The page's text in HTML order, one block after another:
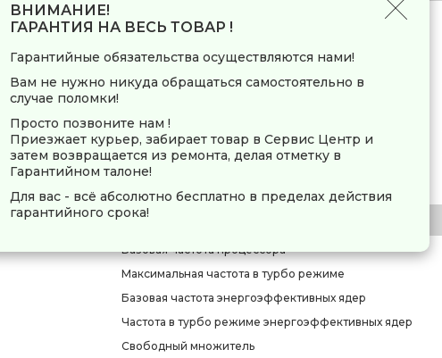
Количество энергоэффективных ядер
Максимальное число потоков
Объем кэша L3
Техпроцесс
Частота и возможность разгона
Базовая частота процессора
Максимальная частота в турбо режиме
Базовая частота энергоэффективных ядер
Частота в турбо режиме энергоэффективных ядер
Свободный множитель
ВНИМАНИЕ!
ГАРАНТИЯ НА ВЕСЬ ТОВАР !
Гарантийные обязательства осуществляются нами!
Вам не нужно никуда обращаться самостоятельно в
случае поломки!
Просто позвоните нам !
Приезжает курьер, забирает товар в Сервис Центр и
затем возвращается из ремонта, делая отметку в
Гарантийном талоне!
Для вас - всё абсолютно бесплатно в пределах действия
гарантийного срока!